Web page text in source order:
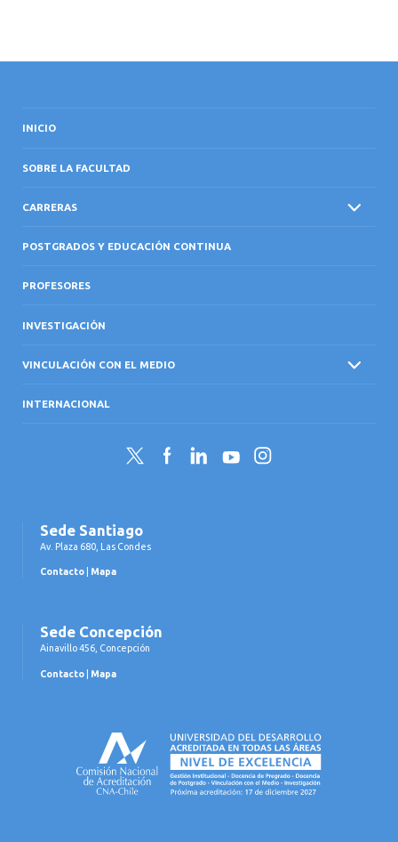
INICIO
SOBRE LA FACULTAD
CARRERAS
POSTGRADOS Y EDUCACIÓN CONTINUA
PROFESORES
INVESTIGACIÓN
VINCULACIÓN CON EL MEDIO
INTERNACIONAL
Twitter FacebookLinkedInYouTubeInstagram
Sede Santiago
Av. Plaza 680, Las Condes
Contacto Mapa
Sede Concepción
Ainavillo 456, Concepción
Contacto Mapa